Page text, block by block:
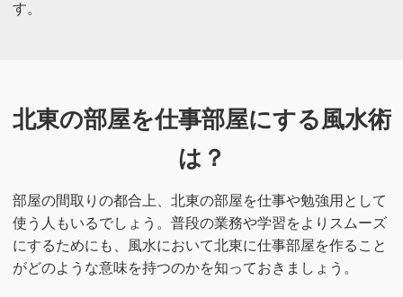
す。
北東の部屋を仕事部屋にする風水術
は？
部屋の間取りの都合上、北東の部屋を仕事や勉強用として
使う人もいるでしょう。普段の業務や学習をよりスムーズ
にするためにも、風水において北東に仕事部屋を作ること
がどのような意味を持つのかを知っておきましょう。